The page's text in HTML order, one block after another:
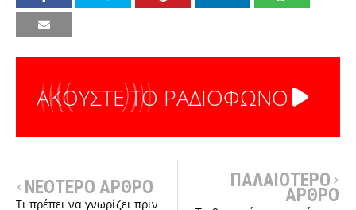
ΑΚΟΥΣΤΕ ΤΟ ΡΑΔΙΟΦΩΝΟ
ΝΕΟΤΕΡΟ ΑΡΘΡΟ
Τι πρέπει να γνωρίζει πριν
ΠΑΛΑΙΟΤΕΡΟ
ΑΡΘΡΟ